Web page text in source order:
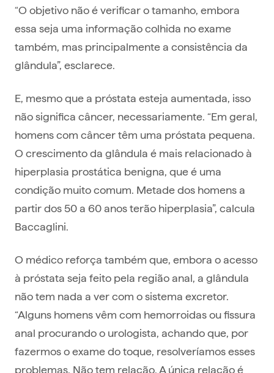
“O objetivo não é verificar o tamanho, embora
essa seja uma informação colhida no exame
também, mas principalmente a consistência da
glândula”, esclarece.
E, mesmo que a próstata esteja aumentada, isso
não significa câncer, necessariamente. “Em geral,
homens com câncer têm uma próstata pequena.
O crescimento da glândula é mais relacionado à
hiperplasia prostática benigna, que é uma
condição muito comum. Metade dos homens a
partir dos 50 a 60 anos terão hiperplasia”, calcula
Baccaglini.
O médico reforça também que, embora o acesso
à próstata seja feito pela região anal, a glândula
não tem nada a ver com o sistema excretor.
“Alguns homens vêm com hemorroidas ou fissura
anal procurando o urologista, achando que, por
fazermos o exame do toque, resolveríamos esses
problemas. Não tem relação. A única relação é